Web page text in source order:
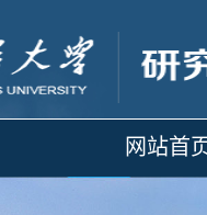
网站首